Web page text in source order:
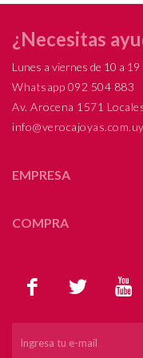
  
¿Necesitas
Lunes a viernes de 10 a 19
Whatsapp 092 504 883
Av. Arocena 1571
info@verocajoyas.com.uy
EMPRESA
COMPRA